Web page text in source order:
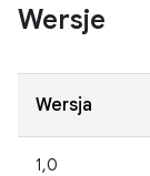
Wersje
Wersja
1,0